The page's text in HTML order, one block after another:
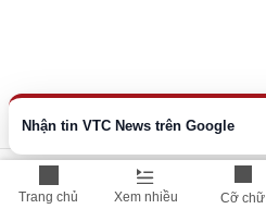
Trang chủ Xem nhiều Cỡ chữ
Nhận tin VTC News trên Google
Xem thêm